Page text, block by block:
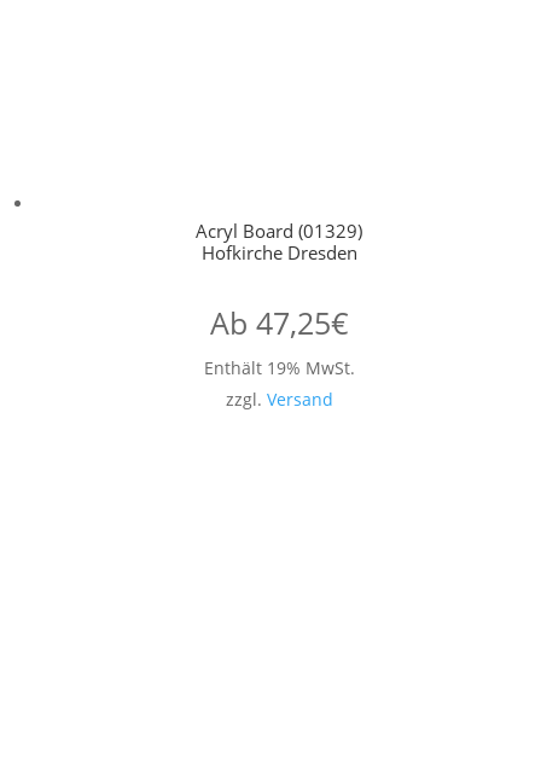
Acryl Board (01329)
Hofkirche Dresden
Ab 47,25€
Enthält 19% MwSt.
zzgl. Versand